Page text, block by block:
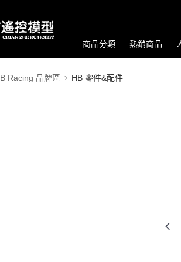
商品分類 熱銷商品
Racing 品牌區 HB 零件&配件